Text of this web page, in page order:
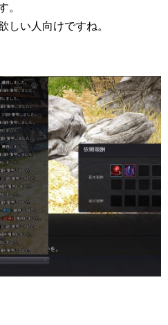
。
しい人向けですね。